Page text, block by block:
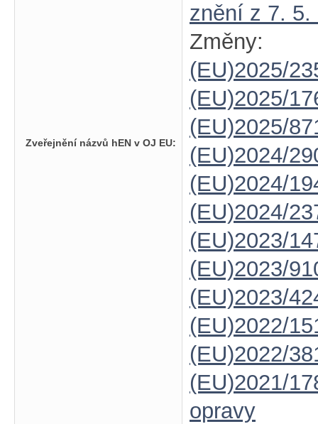
Zveřejnění názvů hEN v OJ EU:
znění z 7. 5.
Změny:
(EU)2025/
(EU)2025/
(EU)2025/
(EU)2024/
(EU)2024/
(EU)2024/
(EU)2023/
(EU)2023/
(EU)2023/
(EU)2022/
(EU)2022/
(EU)2021/
opravy